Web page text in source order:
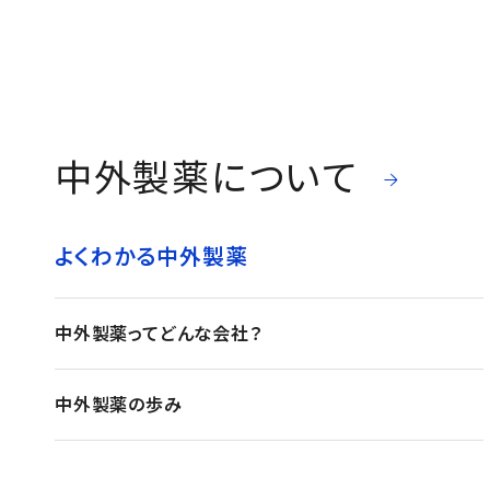
中外製薬について
よくわかる中外製薬
中外製薬ってどんな会社？
中外製薬の歩み